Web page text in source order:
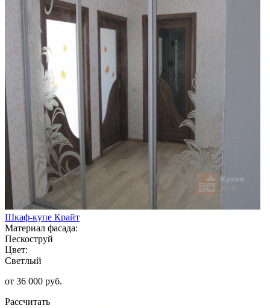
Шкаф-купе Крайт
Материал фасада:
Пескоструй
Цвет:
Светлый
от 36 000 руб.
Рассчитать